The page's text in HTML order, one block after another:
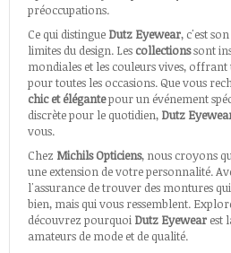
préoccupations.
Ce qui distingue Dutz Eyewear, c'est
limites du design. Les collectionssont
mondiales et les couleurs vives, offrant
pour toutes les occasions. Que vous
chic et élégantepour un événement
discrète pour le quotidien, Dutz
vous.
Chez Michils Opticiens, nous croyons
une extension de votre personnalité.
l'assurance de trouver des montures
bien, mais qui vous ressemblent.
découvrez pourquoi Dutz Eyewear est
amateurs de mode et de qualité.